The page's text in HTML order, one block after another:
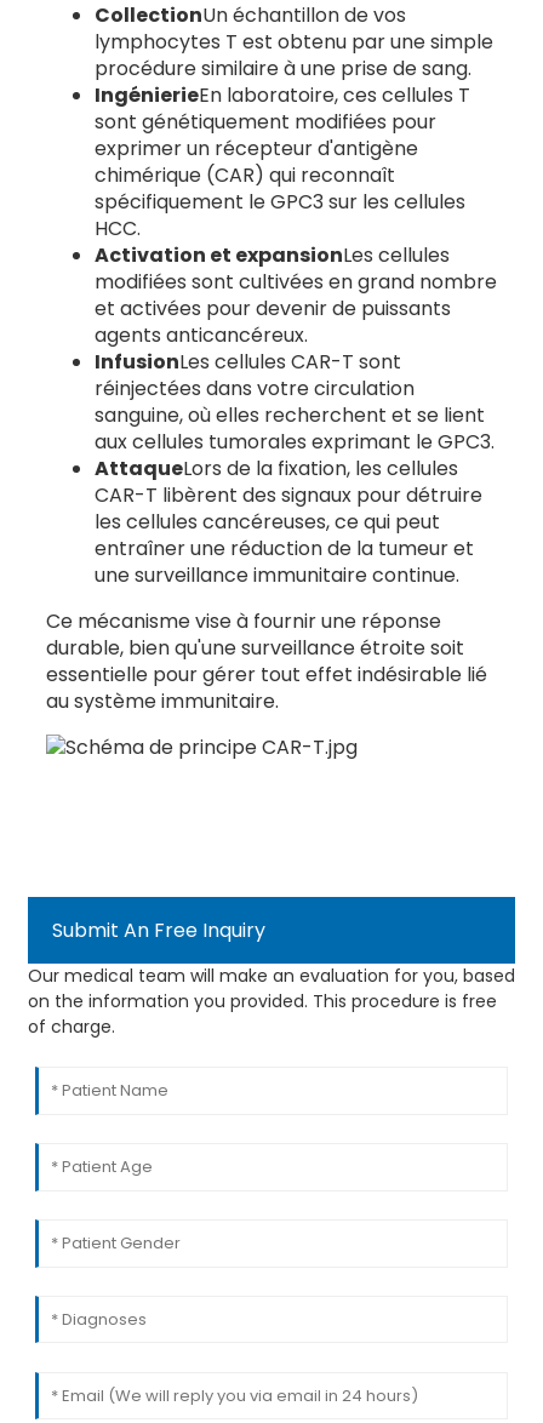
CollectionUn échantillon de vos
lymphocytes T est obtenu par une simple
procédure similaire à une prise de sang.
IngénierieEn laboratoire, ces cellules T
sont génétiquement modifiées pour
exprimer un récepteur d'antigène
chimérique (CAR) qui reconnaît
spécifiquement le GPC3 sur les cellules
HCC.
Activation et expansionLes cellules
modifiées sont cultivées en grand nombre
et activées pour devenir de puissants
agents anticancéreux.
InfusionLes cellules CAR-T sont
réinjectées dans votre circulation
sanguine, où elles recherchent et se lient
aux cellules tumorales exprimant le GPC3.
AttaqueLors de la fixation, les cellules
CAR-T libèrent des signaux pour détruire
les cellules cancéreuses, ce qui peut
entraîner une réduction de la tumeur et
une surveillance immunitaire continue.
Ce mécanisme vise à fournir une réponse
durable, bien qu'une surveillance étroite soit
essentielle pour gérer tout effet indésirable lié
au système immunitaire.
Chirurgie
Chez les patients éligibles, une résection
hépatique partielle peut éliminer la majeure
partie de la maladie, permettant ainsi aux
cellules CAR-T de se concentrer sur les résidus
microscopiques.
résultats tout en privilégiant votre confort et
la santé de votre foie.
Submit An Free Inquiry
Our medical team will make an evaluation for you, based
on the information you provided. This procedure is free
of charge.